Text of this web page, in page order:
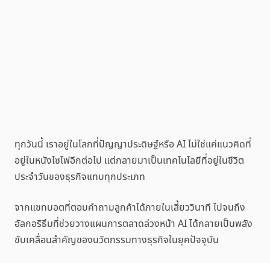
ทุกวันนี้ เราอยู่ในโลกที่ปัญญาประดิษฐ์หรือ AI ไม่ใช่แค่แนวคิดที่
อยู่ในหนังไซไฟอีกต่อไป แต่กลายมาเป็นเทคโนโลยีที่อยู่ในชีวิต
ประจำวันของธุรกิจแทบทุกประเภท
จากแชทบอตที่ตอบคำถามลูกค้าได้ภายในเสี้ยววินาที ไปจนถึง
อัลกอริธึมที่ช่วยวางแผนการตลาดล่วงหน้า AI ได้กลายเป็นพลัง
ขับเคลื่อนสำคัญของนวัตกรรมทางธุรกิจในยุคปัจจุบัน